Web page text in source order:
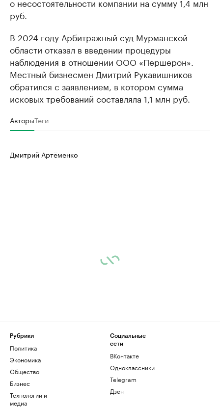
о несостоятельности компании на сумму 1,4 млн
руб.
В 2024 году Арбитражный суд Мурманской
области отказал в введении процедуры
наблюдения в отношении ООО «Першерон».
Местный бизнесмен Дмитрий Рукавишников
обратился с заявлением, в котором сумма
исковых требований составляла 1,1 млн руб.
АвторыТеги
Дмитрий Артёменко
Рубрики
Политика
Экономика
Общество
Бизнес
Технологии и
медиа
Социальные
сети
ВКонтакте
Одноклассники
Telegram
Дзен